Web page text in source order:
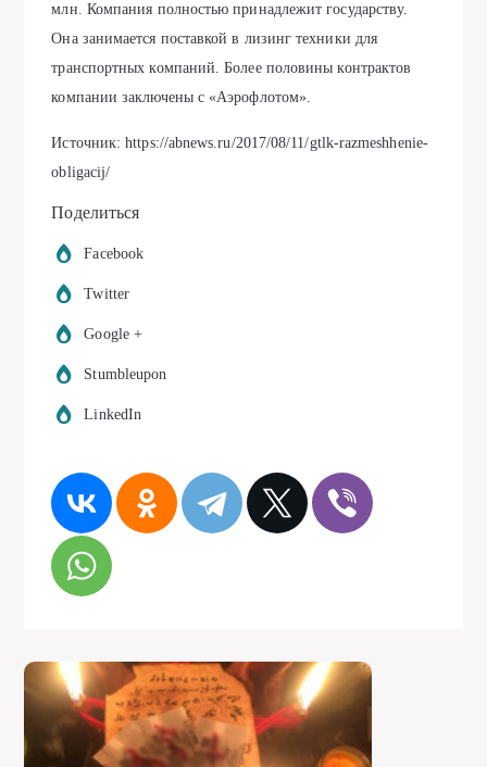
млн. Компания полностью принадлежит государству.
Она занимается поставкой в лизинг техники для
транспортных компаний. Более половины контрактов
компании заключены с «Аэрофлотом».
Источник: https://abnews.ru/2017/08/11/gtlk-razmeshhenie-
obligacij/
Поделиться
Facebook
Twitter
Google +
Stumbleupon
LinkedIn